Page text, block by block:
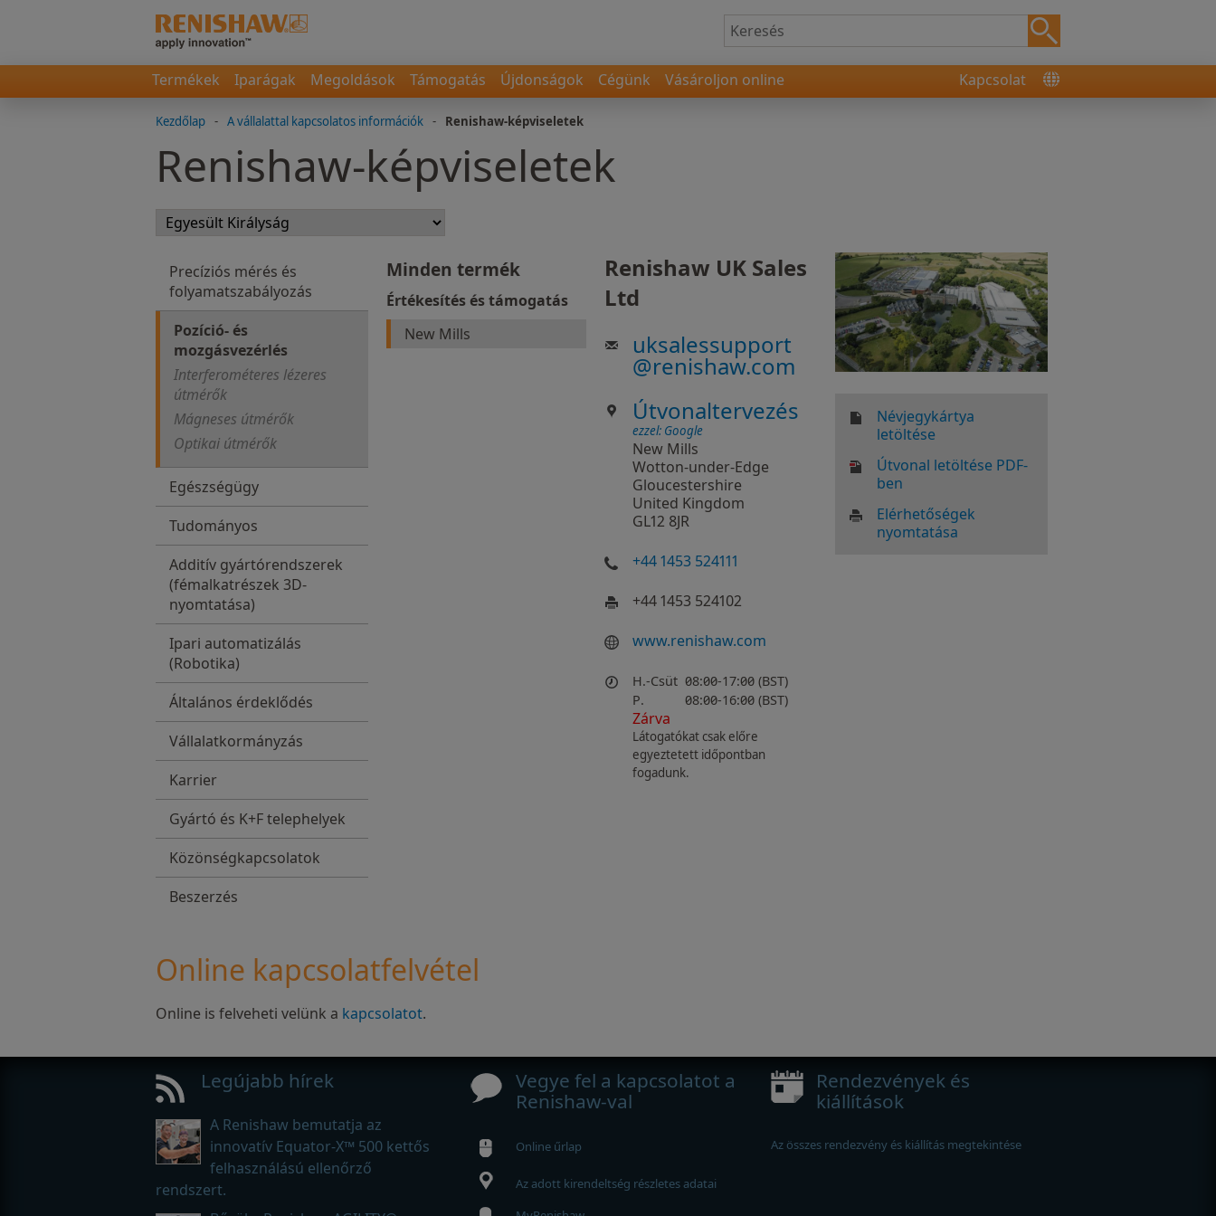
Termékek Iparágak Megoldások Támogatás Újdonságok Cégünk Vásároljon online Kapcsolat
Kezdőlap - A vállalattal kapcsolatos információk - Renishaw-képviseletek
Renishaw-képviseletek
Precíziós mérés és
folyamatszabályozás
Pozíció- és
mozgásvezérlés
Interferométeres lézeres
útmérők
Mágneses útmérők
Optikai útmérők
Egészségügy
Tudományos
Additív gyártórendszerek
(fémalkatrészek 3D-
nyomtatása)
Ipari automatizálás
(Robotika)
Általános érdeklődés
Vállalatkormányzás
Karrier
Gyártó és K+F telephelyek
Közönségkapcsolatok
Beszerzés
Minden termék
Értékesítés és támogatás
New Mills
Renishaw UK Sales
Ltd
uksalessupport
@renishaw.com
Útvonaltervezés
ezzel: Google
New Mills
Wotton-under-Edge
Gloucestershire
United Kingdom
GL12 8JR
+44 1453 524111
+44 1453 524102
www.renishaw.com
H.-Csüt 08:00-17:00 (BST)
P.
08:00-16:00 (BST)
Zárva
Látogatókat csak előre
egyeztetett időpontban
fogadunk.
Névjegykártya
letöltése
Útvonal letöltése PDF-
ben
Elérhetőségek
nyomtatása
Online kapcsolatfelvétel
Online is felveheti velünk a kapcsolatot.
Legújabb hírek
A Renishaw bemutatja az
innovatív Equator-X™ 500 kettős
felhasználású ellenőrző
rendszert.
Vegye fel a kapcsolatot a
Renishaw-val
Online űrlap
Az adott kirendeltség részletes adatai
Rendezvények és
kiállítások
Az összes rendezvény és kiállítás megtekintése